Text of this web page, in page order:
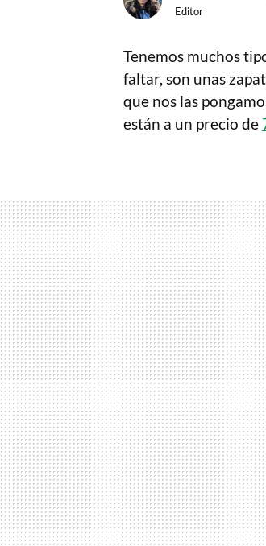
Editor
Tenemos muchos
faltar, son unas
que nos las
están a un precio de